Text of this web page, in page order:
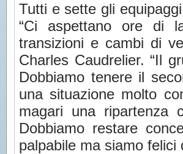
Tutti e sette gli
“Ci aspettano ore di
transizioni e cambi di
Charles Caudrelier. “Il
Dobbiamo tenere il
una situazione molto
magari una ripartenza
Dobbiamo restare
palpabile ma siamo felici